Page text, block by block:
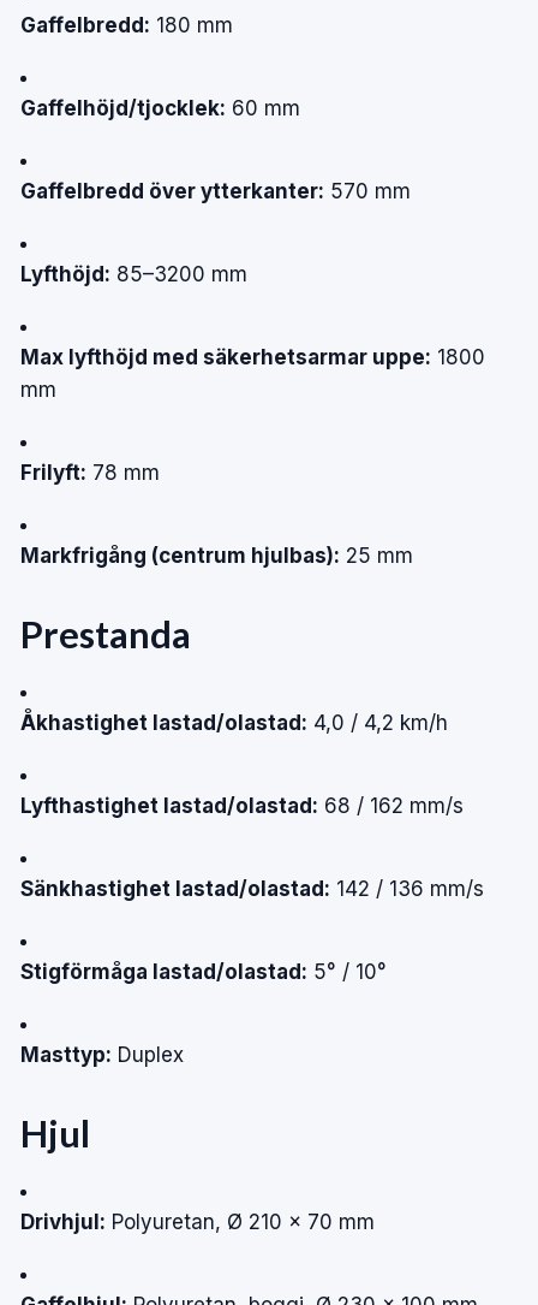
Gaffelbredd: 180 mm
Gaffelhöjd/tjocklek: 60 mm
Gaffelbredd över ytterkanter: 570 mm
Lyfthöjd: 85–3200 mm
Max lyfthöjd med säkerhetsarmar uppe: 1800
mm
Frilyft: 78 mm
Markfrigång (centrum hjulbas): 25 mm
Prestanda
Åkhastighet lastad/olastad: 4,0 / 4,2 km/h
Lyfthastighet lastad/olastad: 68 / 162 mm/s
Sänkhastighet lastad/olastad: 142 / 136 mm/s
Stigförmåga lastad/olastad: 5° / 10°
Masttyp: Duplex
Hjul
Drivhjul: Polyuretan, Ø 210 × 70 mm